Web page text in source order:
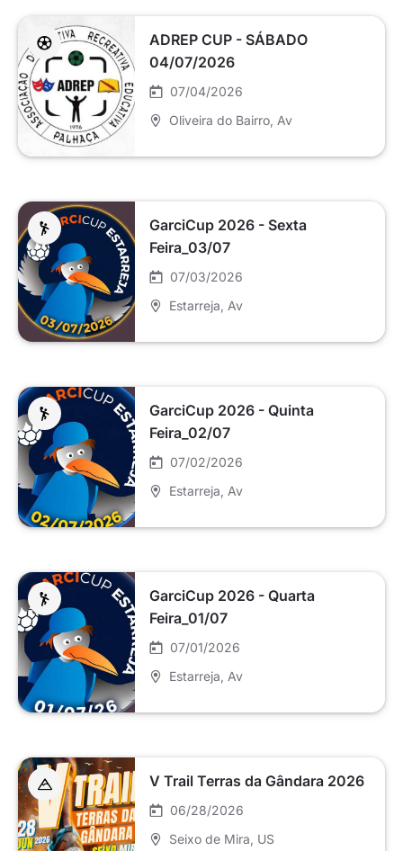
ADREP CUP - SÁBADO
04/07/2026
07/04/2026
Oliveira do Bairro , Av
GarciCup 2026 - Sexta
Feira_03/07
07/03/2026
Estarreja , Av
GarciCup 2026 - Quinta
Feira_02/07
07/02/2026
Estarreja , Av
GarciCup 2026 - Quarta
Feira_01/07
07/01/2026
Estarreja , Av
V Trail Terras da Gândara 2026
06/28/2026
Seixo de Mira , US